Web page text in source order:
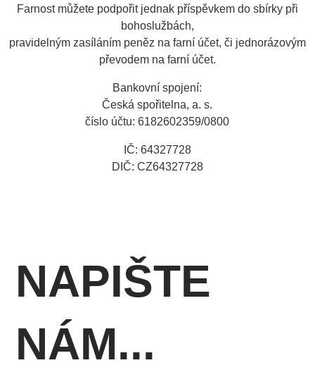
Farnost můžete podpořit jednak příspěvkem do sbírky při
bohoslužbách,
pravidelným zasíláním peněz na farní účet, či jednorázovým
převodem na farní účet.
Bankovní spojení:
Česká spořitelna, a. s.
číslo účtu: 6182602359/0800
IČ: 64327728
DIČ: CZ64327728
NAPIŠTE
NÁM...